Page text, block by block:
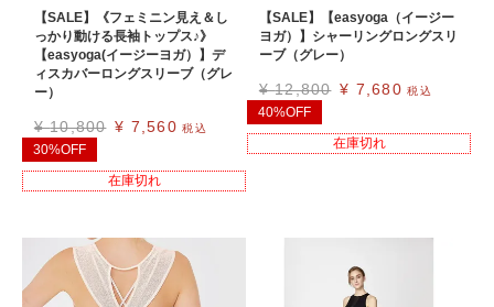
【SALE】《フェミニン見え＆し
っかり動ける長袖トップス♪》
【easyoga(イージーヨガ）】デ
ィスカバーロングスリーブ（グレ
ー）
¥ 10,800 ¥ 7,560 税込
30%OFF
在庫切れ
【SALE】【easyoga（イージー
ヨガ）】シャーリングロングスリ
ーブ（グレー）
¥ 12,800 ¥ 7,680 税込
40%OFF
在庫切れ